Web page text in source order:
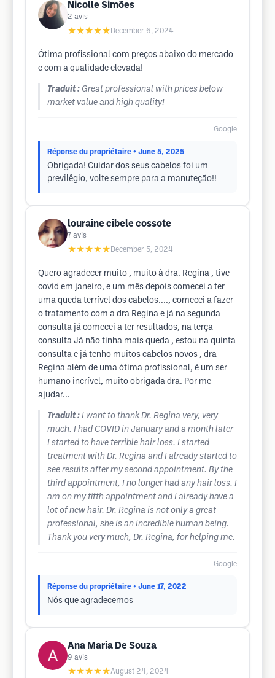
Nicolle Simões
2 avis
★★★★★ December 6, 2024
Ótima profissional com preços abaixo do mercado
e com a qualidade elevada!
Traduit : Great professional with prices below
market value and high quality!
Google
Réponse du propriétaire • June 5, 2025
Obrigada! Cuidar dos seus cabelos foi um
previlêgio, volte sempre para a manuteção!!
louraine cibele cossote
7 avis
★★★★★ December 5, 2024
Quero agradecer muito , muito à dra. Regina , tive
covid em janeiro, e um mês depois comecei a ter
uma queda terrível dos cabelos...., comecei a fazer
o tratamento com a dra Regina e já na segunda
consulta já comecei a ter resultados, na terça
consulta Já não tinha mais queda , estou na quinta
consulta e já tenho muitos cabelos novos , dra
Regina além de uma ótima profissional, é um ser
humano incrível, muito obrigada dra. Por me
ajudar...
Traduit : I want to thank Dr. Regina very, very
much. I had COVID in January and a month later
I started to have terrible hair loss. I started
treatment with Dr. Regina and I already started to
see results after my second appointment. By the
third appointment, I no longer had any hair loss. I
am on my fifth appointment and I already have a
lot of new hair. Dr. Regina is not only a great
professional, she is an incredible human being.
Thank you very much, Dr. Regina, for helping me.
Google
Réponse du propriétaire • June 17, 2022
Nós que agradecemos
Ana Maria De Souza
9 avis
★★★★★August 24, 2024